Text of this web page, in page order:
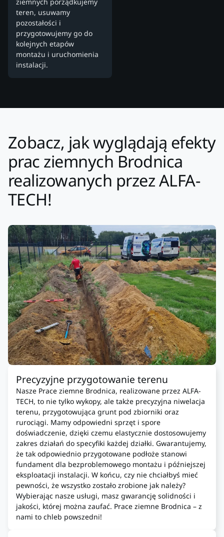
teren, usuwamy
pozostałości i
przygotowujemy go do
kolejnych etapów
montażu i uruchomienia
instalacji.
Zobacz, jak wyglądają efekty
prac ziemnych Brodnica
realizowanych przez ALFA-
TECH!
Precyzyjne przygotowanie terenu
Nasze Prace ziemne Brodnica, realizowane przez ALFA-
TECH, to nie tylko wykopy, ale także precyzyjna niwelacja
terenu, przygotowująca grunt pod zbiorniki oraz
rurociągi. Mamy odpowiedni sprzęt i spore
doświadczenie, dzięki czemu elastycznie dostosowujemy
zakres działań do specyfiki każdej działki. Gwarantujemy,
że tak odpowiednio przygotowane podłoże stanowi
fundament dla bezproblemowego montażu i późniejszej
eksploatacji instalacji. W końcu, czy nie chciałbyś mieć
pewności, że wszystko zostało zrobione jak należy?
Wybierając nasze usługi, masz gwarancję solidności i
jakości, której można zaufać. Prace ziemne Brodnica – z
nami to chleb powszedni!